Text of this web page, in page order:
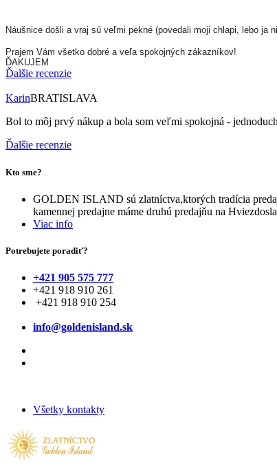
Náušnice došli a vraj sú veľmi pekné (povedali moji chlapi, lebo ja
Prajem Vám všetko dobré a veľa spokojných zákazníkov!
ĎAKUJEM
Ďalšie recenzie
KarinBRATISLAVA
Bol to môj prvý nákup a bola som veľmi spokojná -
Ďalšie recenzie
Kto sme?
GOLDEN ISLAND sú zlatníctva,ktorých tradícia
kamennej predajne máme druhú predajňu na
Viac info
Potrebujete poradiť?
+421 905 575 777
+421 918 910 261
+421 918 910 254
info@goldenisland.sk
Všetky kontakty